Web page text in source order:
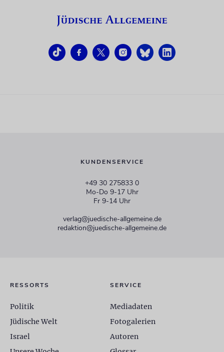
KUNDENSERVICE
+49 30 275833 0
Mo-Do 9-17 Uhr
Fr 9-14 Uhr
verlag@juedische-allgemeine.de
redaktion@juedische-allgemeine.de
RESSORTS
Politik
Jüdische Welt
Israel
SERVICE
Mediadaten
Fotogalerien
Autoren